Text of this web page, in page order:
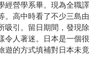
經營學系畢。現為全職譯
。高中時看了不少三島由
吸引。留日期間，發現除
令人著迷。日本是一個很
遊的方式填補對日本未竟